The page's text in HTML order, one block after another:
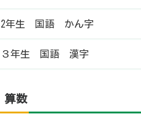
2年生 国語 かん字
３年生 国語 漢字
算数